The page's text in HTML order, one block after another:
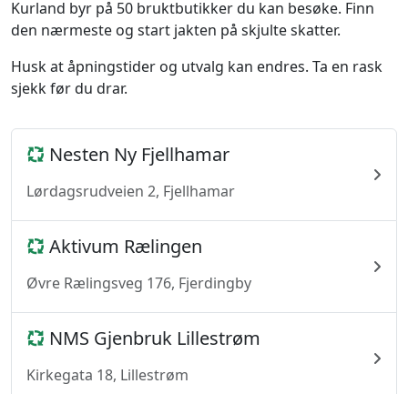
Kurland byr på 50 bruktbutikker du kan besøke. Finn
den nærmeste og start jakten på skjulte skatter.
Husk at åpningstider og utvalg kan endres. Ta en rask
sjekk før du drar.
Nesten Ny Fjellhamar
Lørdagsrudveien 2, Fjellhamar
Aktivum Rælingen
Øvre Rælingsveg 176, Fjerdingby
NMS Gjenbruk Lillestrøm
Kirkegata 18, Lillestrøm